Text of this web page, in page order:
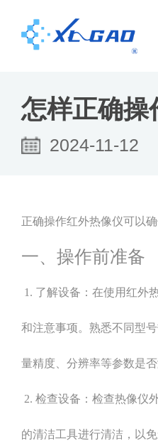
怎样正确操
2024-11-12
正确操作红外热像仪可以
一、操作前准备
1. 了解设备：在使用红外
和注意事项。熟悉不同型
量精度、分辨率等参数是
2. 检查设备：检查热像仪
的清洁工具进行清洁，以